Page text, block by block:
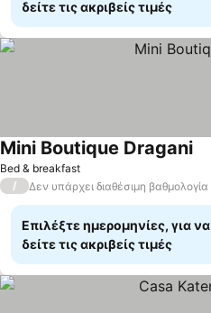
δείτε τις ακριβείς τιμές
Bed & breakfast
Mini Boutique Dragani
/ Δεν υπάρχει διαθέσιμη βαθμολογία
Επιλέξτε ημερομηνίες, για να
δείτε τις ακριβείς τιμές